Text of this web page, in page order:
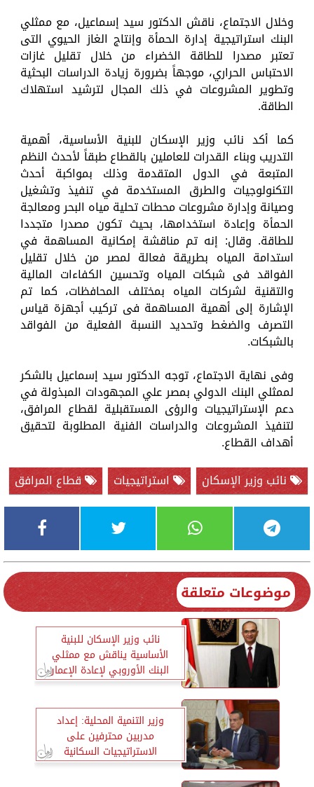
وخلال الاجتماع، ناقش الدكتور سيد إسماعيل، مع ممثلي
البنك استراتيجية إدارة الحمأة وإنتاج الغاز الحيوي التى
تعتبر مصدرا للطاقة الخضراء من خلال تقليل غازات
الاحتباس الحراري، موجهاً بضرورة زيادة الدراسات البحثية
وتطوير المشروعات في ذلك المجال لترشيد استهلاك
الطاقة.
كما أكد نائب وزير الإسكان للبنية الأساسية، أهمية
التدريب وبناء القدرات للعاملين بالقطاع طبقاً لأحدث النظم
المتبعة في الدول المتقدمة وذلك بمواكبة أحدث
التكنولوجيات والطرق المستخدمة في تنفيذ وتشغيل
وصيانة وإدارة مشروعات محطات تحلية مياه البحر ومعالجة
الحمأة وإعادة استخدامها، بحيث تكون مصدرا متجددا
للطاقة. وقال: إنه تم مناقشة إمكانية المساهمة في
استدامة المياه بطريقة فعالة لمصر من خلال تقليل
الفواقد فى شبكات المياه وتحسين الكفاءات المالية
والتقنية لشركات المياه بمختلف المحافظات، كما تم
الإشارة إلى أهمية المساهمة فى تركيب أجهزة قياس
التصرف والضغط وتحديد النسبة الفعلية من الفواقد
بالشبكات.
وفى نهاية الاجتماع، توجه الدكتور سيد إسماعيل بالشكر
لممثلي البنك الدولي بمصر علي المجهودات المبذولة في
دعم الإستراتيجيات والرؤى المستقبلية لقطاع المرافق،
لتنفيذ المشروعات والدراسات الفنية المطلوبة لتحقيق
أهداف القطاع.
نائب وزير الإسكان
استراتيجيات قطاع المرافق
موضوعات متعلقة
نائب وزير الإسكان للبنية
الأساسية يناقش مع ممثلي
البنك الأوروبي لإعادة الإعمار
والتنمية موقف تنفيذ برنامج
الملوثة لبحيرة قارون
وزير التنمية المحلية: إعداد
مدربين محترفين على
الاستراتيجيات السكانية
بالمحافظات